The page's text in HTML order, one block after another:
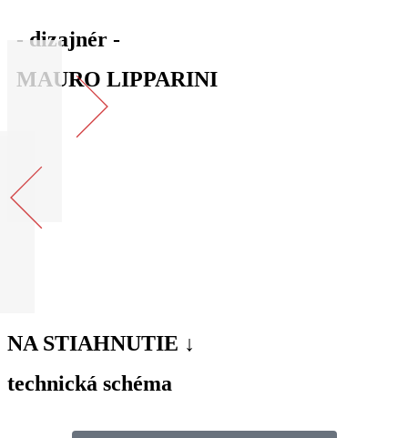
- dizajnér -
MAURO LIPPARINI
NA STIAHNUTIE ↓
technická schéma